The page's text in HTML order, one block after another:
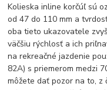
Kolieska inline korčúľ sú
od 47 do 110 mm a
oba tieto ukazovatele
väčšiu rýchlosť a ich
na rekreačné jazdenie
82A) s priemerom medzi
môžete dať pozor na to, z